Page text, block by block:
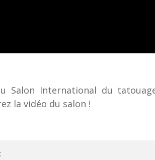
Salon International du
la vidéo du salon !